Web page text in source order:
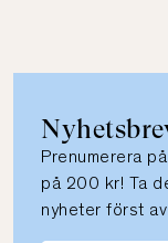
Prenumerera
på 200 kr! Ta
nyheter först av